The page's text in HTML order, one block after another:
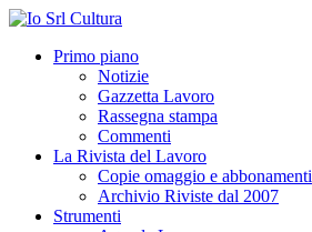
Primo piano
Notizie
Gazzetta Lavoro
Rassegna stampa
Commenti
La Rivista del Lavoro
Copie omaggio e abbonamenti
Archivio Riviste dal 2007
Strumenti